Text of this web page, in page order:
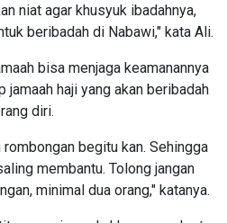
niat agar khusyuk ibadahnya,
beribadah di Nabawi," kata Ali.
bisa menjaga keamanannya
jamaah haji yang akan beribadah
diri.
begitu kan. Sehingga
membantu. Tolong jangan
minimal dua orang," katanya.